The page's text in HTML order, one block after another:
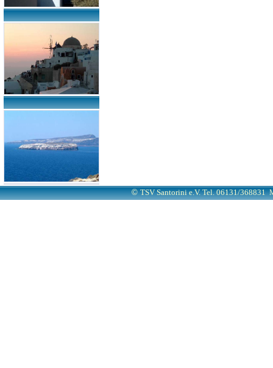
©TSV Santorini e.V. Tel. 06131/368831